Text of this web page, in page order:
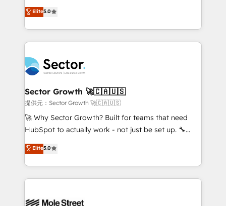
Oferecemos ainda agentes de IA especializados em
HubSpot que automatizam tarefas executam rotinas
empresas em 13 países utilizam a Nexforce. Somos
a maior parceira da HubSpot na América Latina e
líder no ranking global de sucesso do cliente da
HubSpot.
one of HubSpot's most experienced and technically
capable Agency Partners globally. We specialise in
complex CRM migrations, implementations,
integrations, custom CMS portal development,
businesses. Our teams are based in North America
and APAC. We are HubSpot's top-ranked Advanced
Implementation Certified Partner and we contribute
to their advisory council. We strive to do 'good work
with good people' and have worked with incredible
brands. You can see some of them on our website,
Elite5.0
Sector Growth 🚀🇨🇦🇺🇸
提供元：Sector Growth 🚀🇨🇦🇺🇸
🚀 Why Sector Growth? Built for teams that need
HubSpot to actually work - not just be set up. 🔧
HubSpot Experts: Onboarding, migrations,
automation, and training built for adoption. ⚡ Highly
Technical Execution: ERP, EMR and Custom
Integrations; complex builds delivered in weeks, not
workflows; automation agents; process optimization
Elite5.0